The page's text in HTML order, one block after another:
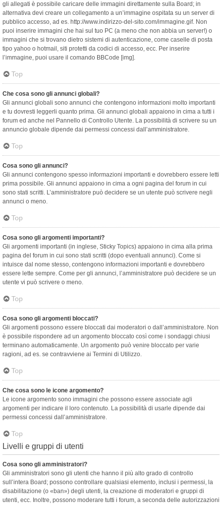
gli allegati è possibile caricare delle immagini direttamente sulla Board; in
alternativa devi creare un collegamento a un’immagine ospitata su un server di
pubblico accesso, ad es. http://www.indirizzo-del-sito.com/immagine.gif. Non
puoi inserire immagini che hai sul tuo PC (a meno che non abbia un server!) o
immagini che si trovano dietro sistemi di autenticazione, come caselle di posta
tipo yahoo o hotmail, siti protetti da codici di accesso, ecc. Per inserire
l’immagine, puoi usare il comando BBCode [img].
Top
Che cosa sono gli annunci globali?
Gli annunci globali sono annunci che contengono informazioni molto importanti
e tu dovresti leggerli quanto prima. Gli annunci globali appaiono in cima a tutti i
forum ed anche nel Pannello di Controllo Utente. La possibilità di scrivere su un
annuncio globale dipende dai permessi concessi dall’amministratore.
Top
Cosa sono gli annunci?
Gli annunci contengono spesso informazioni importanti e dovrebbero essere letti
prima possibile. Gli annunci appaiono in cima a ogni pagina del forum in cui
sono stati scritti. L’amministratore può decidere se un utente può scrivere negli
annunci o meno.
Top
Cosa sono gli argomenti importanti?
Gli argomenti importanti (in inglese, Sticky Topics) appaiono in cima alla prima
pagina del forum in cui sono stati scritti (dopo eventuali annunci). Come si
intuisce dal nome stesso, contengono informazioni importanti e dovrebbero
essere lette sempre. Come per gli annunci, l’amministratore può decidere se un
utente vi può scrivere o meno.
Top
Cosa sono gli argomenti bloccati?
Gli argomenti possono essere bloccati dai moderatori o dall’amministratore. Non
è possibile rispondere ad un argomento bloccato così come i sondaggi chiusi
terminano automaticamente. Un argomento può venire bloccato per varie
ragioni, ad es. se contravviene ai Termini di Utilizzo.
Top
Che cosa sono le icone argomento?
Le icone argomento sono immagini che possono essere associate agli
argomenti per indicare il loro contenuto. La possibilità di usarle dipende dai
permessi concessi dall’amministratore.
Top
Livelli e gruppi di utenti
Cosa sono gli amministratori?
Gli amministratori sono gli utenti che hanno il più alto grado di controllo
sull’intera Board; possono controllare qualsiasi elemento, inclusi i permessi, la
disabilitazione (o «ban») degli utenti, la creazione di moderatori e gruppi di
utenti, ecc. Inoltre, possono moderare tutti i forum, a seconda delle autorizzazioni